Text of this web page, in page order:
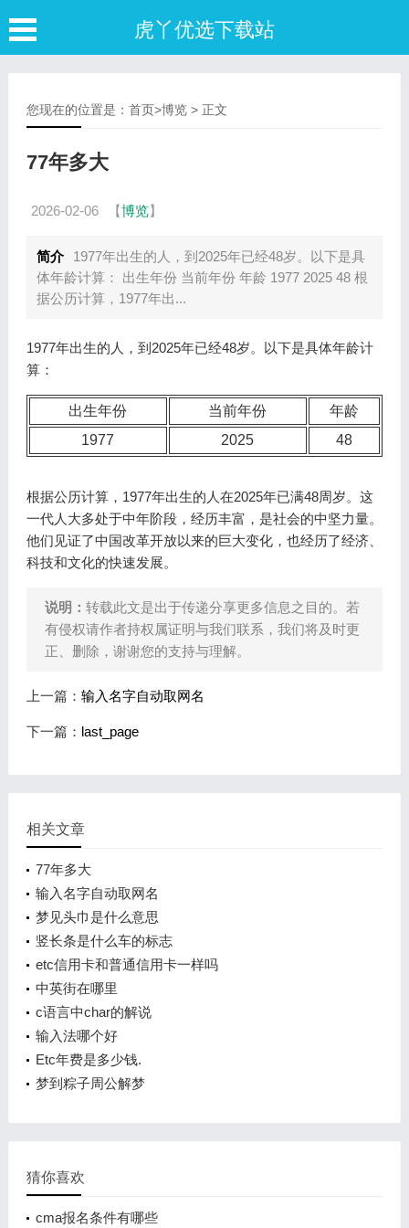
虎丫优选下载站
您现在的位置是： 首页>博览> 正文
77年多大
2026-02-06 【博览】
简介
1977年出生的人，到2025年已经48岁。以下是具
体年龄计算： 出生年份 当前年份 年龄 1977 2025 48 根
据公历计算，1977年出...
1977年出生的人，到2025年已经48岁。以下是具体年龄计
算：
出生年份 当前年份
年龄
1977
2025 48
根据公历计算，1977年出生的人在2025年已满48周岁。这
一代人大多处于中年阶段，经历丰富，是社会的中坚力量。
他们见证了中国改革开放以来的巨大变化，也经历了经济、
科技和文化的快速发展。
说明： 转载此文是出于传递分享更多信息之目的。若
有侵权请作者持权属证明与我们联系，我们将及时更
正、删除，谢谢您的支持与理解。
上一篇： 输入名字自动取网名
下一篇： last_page
相关文章
77年多大
输入名字自动取网名
梦见头巾是什么意思
竖长条是什么车的标志
etc信用卡和普通信用卡一样吗
中英街在哪里
c语言中char的解说
输入法哪个好
Etc年费是多少钱.
梦到粽子周公解梦
猜你喜欢
cma报名条件有哪些